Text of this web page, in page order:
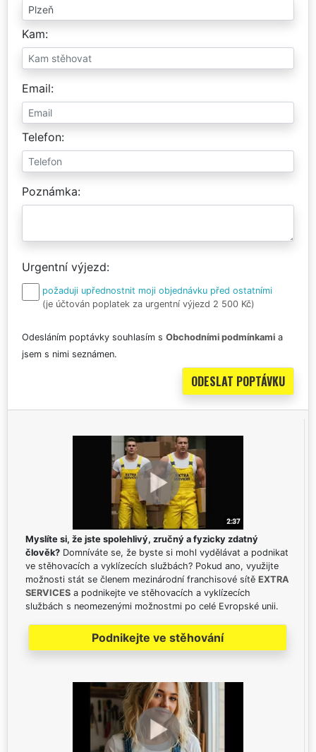
Kam
Email
Telefon
Poznámka
Urgentní výjezd
požaduji upřednostnit moji objednávku před ostatními
(je účtován poplatek za urgentní výjezd 2 500 Kč)
Odesláním poptávky souhlasím s Obchodními podmínkami a
jsem s nimi seznámen.
Myslíte si, že jste spolehlivý, zručný a fyzicky zdatný
člověk? Domníváte se, že byste si mohl vydělávat a podnikat
ve stěhovacích a vyklízecích službách? Pokud ano, využijte
možnosti stát se členem mezinárodní franchisové sítě EXTRA
SERVICES a podnikejte ve stěhovacích a vyklízecích
službách s neomezenými možnostmi po celé Evropské unii.
Podnikejte ve stěhování